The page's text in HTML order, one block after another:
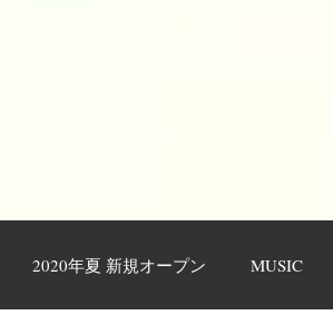
2020年夏 新規オープン MUSIC